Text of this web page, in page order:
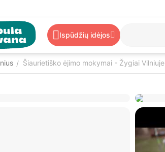
Ispūdžių idėjos
/ Šiaurietiško ėjimo mokymai - Žygiai Vilniuje